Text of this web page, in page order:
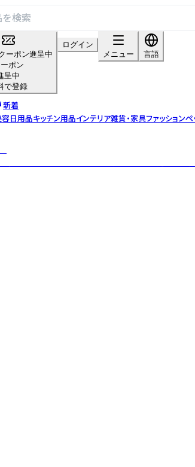
ーポン進呈中
ポン
呈中
で登録
ログイン
メニュー
言語
新着
容日用品キッチン用品インテリア雑貨・家具ファッションペ